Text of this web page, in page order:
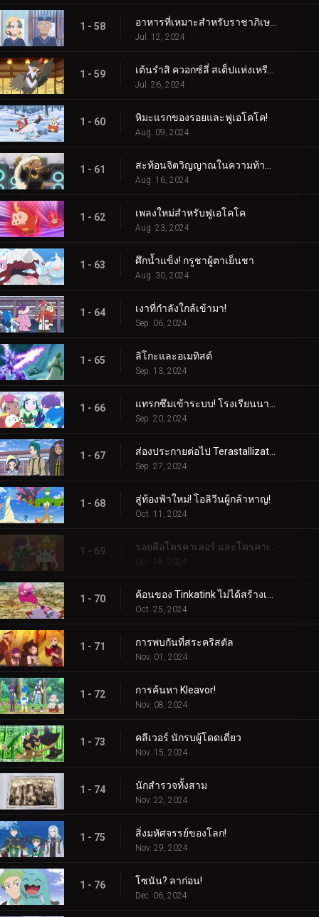
1 - 58
Jul. 12, 2024
1 - 59
Jul. 26, 2024
1 - 60 หิมะแรกของรอยและฟูเอโคโค!
Aug. 09, 2024
1 - 61
Aug. 16, 2024
1 - 62 เพลงใหม่สำหรับฟูเอโคโค
Aug. 23, 2024
1 - 63 ศึกน้ำแข็ง! กรูชาผู้ตาเย็นชา
Aug. 30, 2024
1 - 64 เงาที่กำลังใกล้เข้ามา!
Sep. 06, 2024
1 - 65 ลิโกะและอเมทิสต์
Sep. 13, 2024
1 - 66
Sep. 20, 2024
1 - 67
Sep. 27, 2024
1 - 68 สู่ท้องฟ้าใหม่! โอลิวีนผู้กล้าหาญ!
Oct. 11, 2024
1 - 69
Oct. 18, 2024
1 - 70
Oct. 25, 2024
1 - 71 การพบกันที่สระคริสตัล
Nov. 01, 2024
1 - 72 การค้นหา Kleavor!
Nov. 08, 2024
1 - 73 คลีเวอร์ นักรบผู้โดดเดี่ยว
Nov. 15, 2024
1 - 74 นักสำรวจทั้งสาม
Nov. 22, 2024
1 - 75 สิ่งมหัศจรรย์ของโลก!
Nov. 29, 2024
1 - 76 โซนัน? ลาก่อน!
Dec. 06, 2024